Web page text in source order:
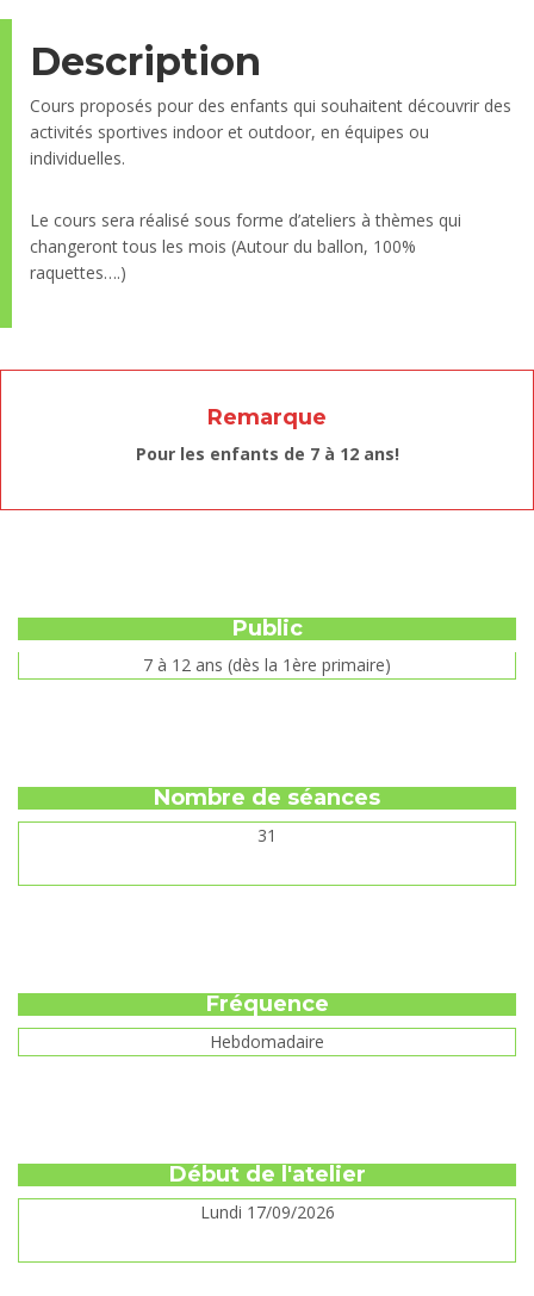
Description
Cours proposés pour des enfants qui souhaitent découvrir des
activités sportives indoor et outdoor, en équipes ou
individuelles.
Le cours sera réalisé sous forme d’ateliers à thèmes qui
changeront tous les mois (Autour du ballon, 100%
raquettes….)
Remarque
Pour les enfants de 7 à 12 ans!
Public
7 à 12 ans (dès la 1ère primaire)
Nombre de séances
31
Fréquence
Hebdomadaire
Début de l'atelier
Lundi 17/09/2026